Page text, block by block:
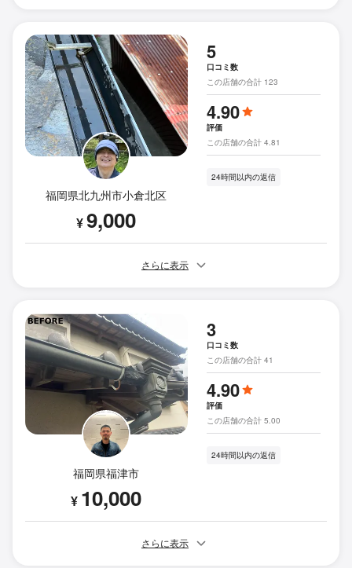
福岡県北九州市小倉北区
¥9,000
5
口コミ数
この店舗の合計 123
4.90
評価
この店舗の合計 4.81
24時間以内の返信
さらに表示
福岡県福津市
¥ 10,000
3
口コミ数
この店舗の合計 41
4.90
評価
この店舗の合計 5.00
24時間以内の返信
さらに表示